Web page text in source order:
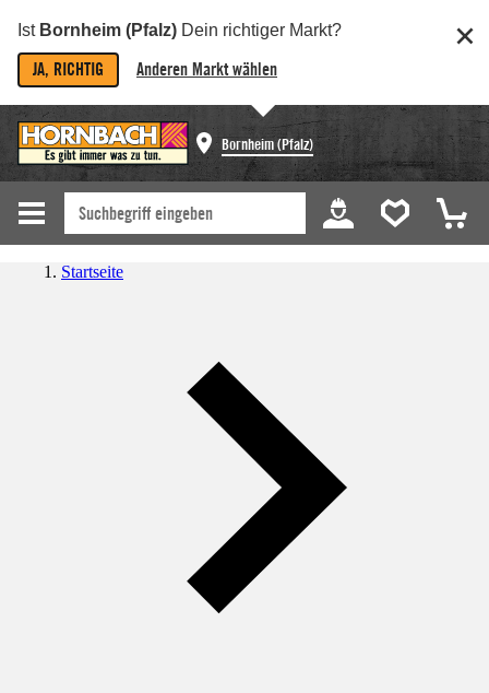
Ist Bornheim (Pfalz) Dein richtiger Markt?
JA, RICHTIG Anderen Markt wählen
Bornheim (Pfalz)
Startseite